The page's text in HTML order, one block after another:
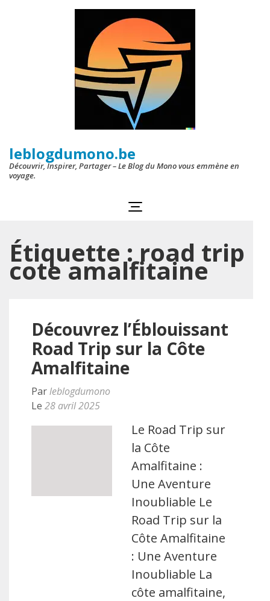
leblogdumono.be
Découvrir, Inspirer, Partager – Le Blog du Mono vous emmène en
voyage.
Étiquette :road trip
cote amalfitaine
Découvrez l’Éblouissant
Road Trip sur la Côte
Amalfitaine
Parleblogdumono
Le 28 avril 2025
Le Road Trip sur
la Côte
Amalfitaine :
Une Aventure
Inoubliable Le
Road Trip sur la
Côte Amalfitaine
: Une Aventure
Inoubliable La
côte amalfitaine,